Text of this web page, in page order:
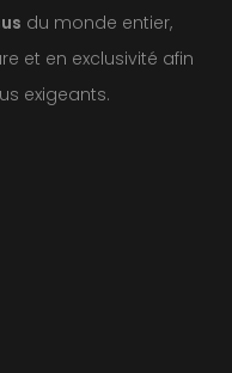
du monde entier,
et en exclusivité afin
exigeants.